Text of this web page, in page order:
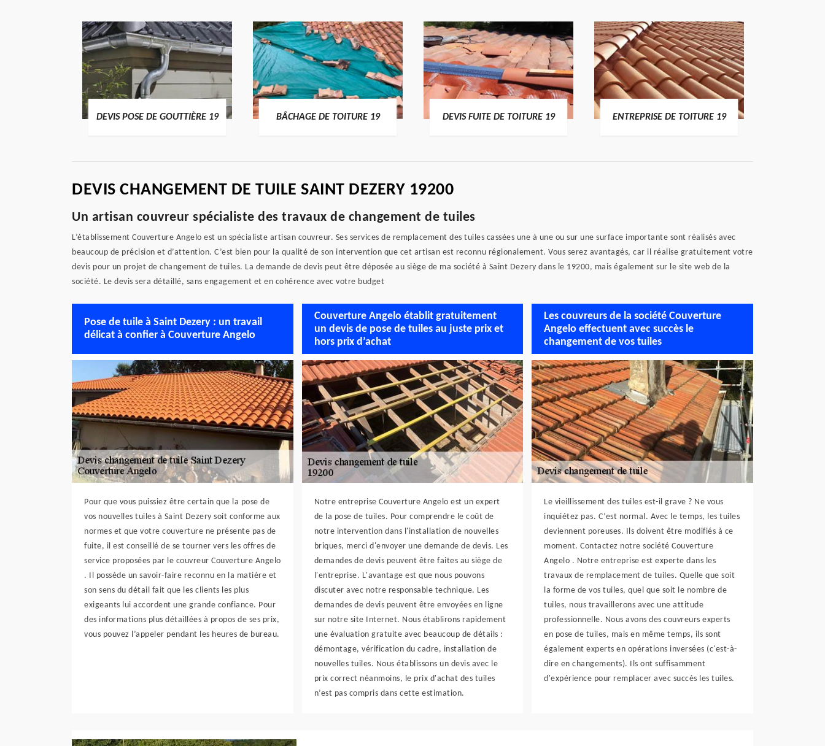
DEVIS POSE DE GOUTTIÈRE 19 BÂCHAGE DE TOITURE 19 DEVIS FUITE DE TOITURE 19 ENTREPRISE DE TOITURE 19
DEVIS CHANGEMENT DE TUILE SAINT DEZERY 19200
Un artisan couvreur spécialiste des travaux de changement de tuiles
L’établissement Couverture Angelo est un spécialiste artisan couvreur. Ses services de remplacement des tuiles cassées une à une ou sur une surface importante sont réalisés avec
beaucoup de précision et d’attention. C’est bien pour la qualité de son intervention que cet artisan est reconnu régionalement. Vous serez avantagés, car il réalise gratuitement votre
devis pour un projet de changement de tuiles. La demande de devis peut être déposée au siège de ma société à Saint Dezery dans le 19200, mais également sur le site web de la
société. Le devis sera détaillé, sans engagement et en cohérence avec votre budget
Pose de tuile à Saint Dezery : un travail
délicat à confier à Couverture Angelo
Pour que vous puissiez être certain que la pose de
vos nouvelles tuiles à Saint Dezery soit conforme aux
normes et que votre couverture ne présente pas de
fuite, il est conseillé de se tourner vers les offres de
service proposées par le couvreur Couverture Angelo
. Il possède un savoir-faire reconnu en la matière et
son sens du détail fait que les clients les plus
exigeants lui accordent une grande confiance. Pour
des informations plus détaillées à propos de ses prix,
vous pouvez l’appeler pendant les heures de bureau.
Couverture Angelo établit gratuitement
un devis de pose de tuiles au juste prix et
hors prix d’achat
Notre entreprise Couverture Angelo est un expert
de la pose de tuiles. Pour comprendre le coût de
notre intervention dans l'installation de nouvelles
briques, merci d'envoyer une demande de devis. Les
demandes de devis peuvent être faites au siège de
l'entreprise. L'avantage est que nous pouvons
discuter avec notre responsable technique. Les
demandes de devis peuvent être envoyées en ligne
sur notre site Internet. Nous établirons rapidement
une évaluation gratuite avec beaucoup de détails :
démontage, vérification du cadre, installation de
nouvelles tuiles. Nous établissons un devis avec le
prix correct néanmoins, le prix d'achat des tuiles
n’est pas compris dans cette estimation.
Les couvreurs de la société Couverture
Angelo effectuent avec succès le
changement de vos tuiles
Le vieillissement des tuiles est-il grave ? Ne vous
inquiétez pas. C’est normal. Avec le temps, les tuiles
deviennent poreuses. Ils doivent être modifiés à ce
moment. Contactez notre société Couverture
Angelo . Notre entreprise est experte dans les
travaux de remplacement de tuiles. Quelle que soit
la forme de vos tuiles, quel que soit le nombre de
tuiles, nous travaillerons avec une attitude
professionnelle. Nous avons des couvreurs experts
en pose de tuiles, mais en même temps, ils sont
également experts en opérations inversées (c'est-à-
dire en changements). Ils ont suffisamment
d'expérience pour remplacer avec succès les tuiles.